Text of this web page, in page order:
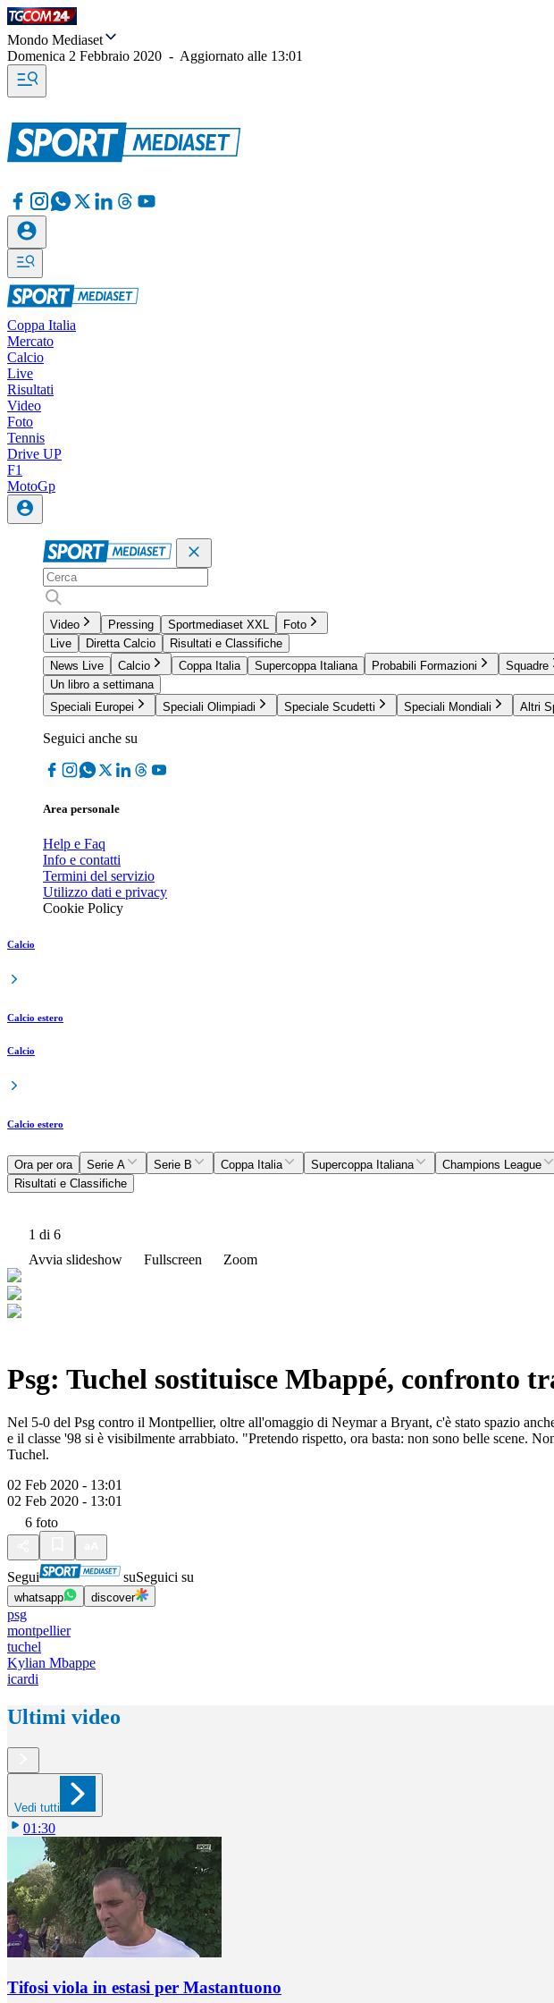
Mondo Mediaset
Domenica 2 Febbraio 2020 - Aggiornato alle 13:01
Coppa Italia
Mercato
Calcio
Live
Risultati
Video
Foto
Tennis
Drive UP
F1
MotoGp
Video Pressing Sportmediaset XXL
Foto
Live
Diretta Calcio
Risultati e Classifiche
News Live
Calcio Coppa Italia Supercoppa Italiana Probabili Formazioni Squadre
Un libro a settimana
Speciali Europei
Speciali Olimpiadi Speciale Scudetti Speciali Mondiali Altri
Seguici anche su
Area personale
Help e Faq
Info e contatti
Termini del servizio
Utilizzo dati e privacy
Cookie Policy
Calcio
Calcio estero
Calcio
Calcio estero
Ora per ora Serie A Serie B Coppa Italia Supercoppa Italiana Champions League
Risultati e Classifiche
1 di 6
Avvia slideshow
Fullscreen Zoom
Psg: Tuchel sostituisce Mbappé, confronto
Nel 5-0 del Psg contro il Montpellier, oltre all'omaggio di Neymar a Bryant, c'è stato spazio
e il classe '98 si è visibilmente arrabbiato. "Pretendo rispetto, ora basta: non sono belle scene.
Tuchel.
02 Feb 2020 - 13:01
02 Feb 2020 - 13:01
6 foto
Segui suSeguici su
whatsapp discover
psg
montpellier
tuchel
Kylian Mbappe
icardi
Ultimi video
Vedi tutti
01:30
Tifosi viola in estasi per Mastantuono